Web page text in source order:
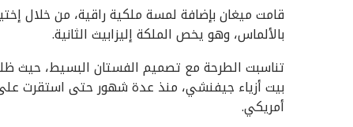
قامت ميغان بإضافة لمسة ملكية راقية، من خلال
بالألماس، وهو يخص الملكة إليزابيث الثانية.
تناسبت الطرحة مع تصميم الفستان البسيط، حيث
أمريكي.